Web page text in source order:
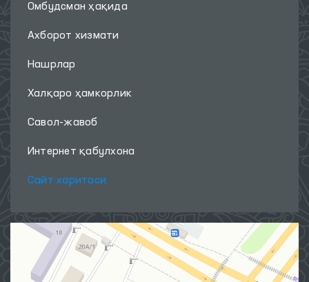
Омбудсман ҳақида
Ахборот хизмати
Нашрлар
Халқаро ҳамкорлик
Савол-жавоб
Интернет қабулхона
Сайт харитаси